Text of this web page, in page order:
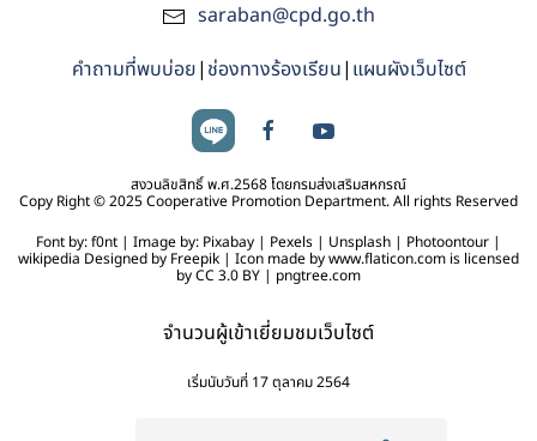
saraban@cpd.go.th
คำถามที่พบบ่อย| ช่องทางร้องเรียน| แผนผังเว็บไซต์
สงวนลิขสิทธิ์ พ.ศ.2568 โดยกรมส่งเสริมสหกรณ์
Copy Right © 2025 Cooperative Promotion Department. All rights Reserved
Font by: f0nt | Image by: Pixabay | Pexels | Unsplash | Photoontour |
wikipedia Designed by Freepik | Icon made by www.flaticon.com is licensed
by CC 3.0 BY | pngtree.com
จำนวนผู้เข้าเยี่ยมชมเว็บไซต์
เริ่มนับวันที่ 17 ตุลาคม 2564